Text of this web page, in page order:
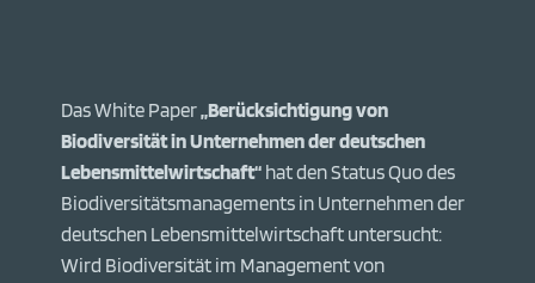
Das White Paper„Berücksichtigung von
Biodiversität in Unternehmen der deutschen
Lebensmittelwirtschaft“ hat den Status Quo des
Biodiversitätsmanagements in Unternehmen der
deutschen Lebensmittelwirtschaft untersucht:
Wird Biodiversität im Management von